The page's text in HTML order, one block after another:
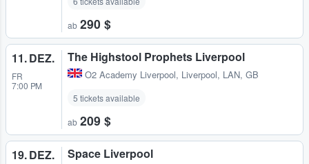
ab 290 $
11. DEZ.
FR
7:00 PM
The Highstool Prophets Liverpool
O2 Academy Liverpool, Liverpool, LAN, GB
5 tickets available
ab 209 $
19. DEZ. Space Liverpool